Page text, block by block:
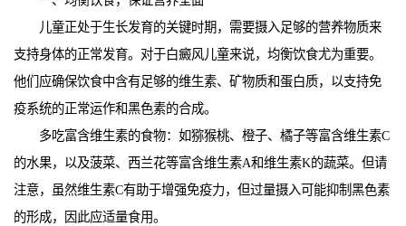
儿童正处于生长发育的关键时期，需要摄入足够的营养物质来
支持身体的正常发育。对于白癜风儿童来说，均衡饮食尤为重要。
他们应确保饮食中含有足够的维生素、矿物质和蛋白质，以支持免
疫系统的正常运作和黑色素的合成。
多吃富含维生素的食物：如猕猴桃、橙子、橘子等富含维生素C
的水果，以及菠菜、西兰花等富含维生素A和维生素K的蔬菜。但请
注意，虽然维生素C有助于增强免疫力，但过量摄入可能抑制黑色素
的形成，因此应适量食用。